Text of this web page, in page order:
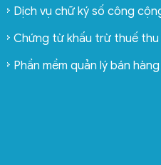
Dịch vụ chữ ký số công
Chứng từ khấu trừ thuế thu
Phần mềm quản lý bán